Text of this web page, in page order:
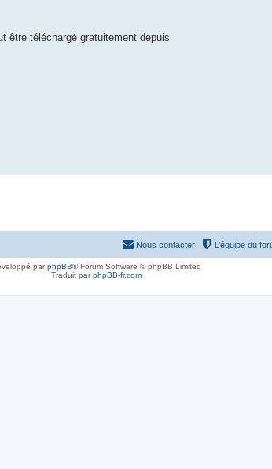
être téléchargé gratuitement depuis
L’équipe du
Nous contacter
parphpBB® Forum Software © phpBB Limited
Traduit parphpBB-fr.com